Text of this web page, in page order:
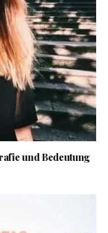
und Bedeutung